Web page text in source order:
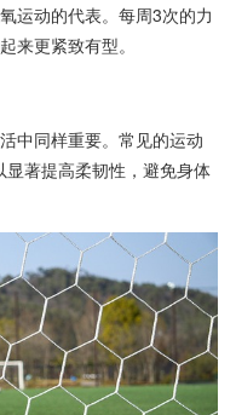
运动的代表。每周3次的力
来更紧致有型。
中同样重要。常见的运动
著提高柔韧性，避免身体